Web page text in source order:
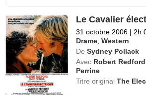
Le Cavalier
31 octobre 2006 | 2h
Drame ,Western
De Sydney Pollack
Avec Robert Redford
Perrine
Titre originalThe